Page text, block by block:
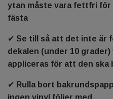
ytan måste vara fettfri för
fästa
✔ Se till så att det inte är
dekalen (under 10
appliceras för att den ska
✔ Rulla bort
ingen vinyl följer med.